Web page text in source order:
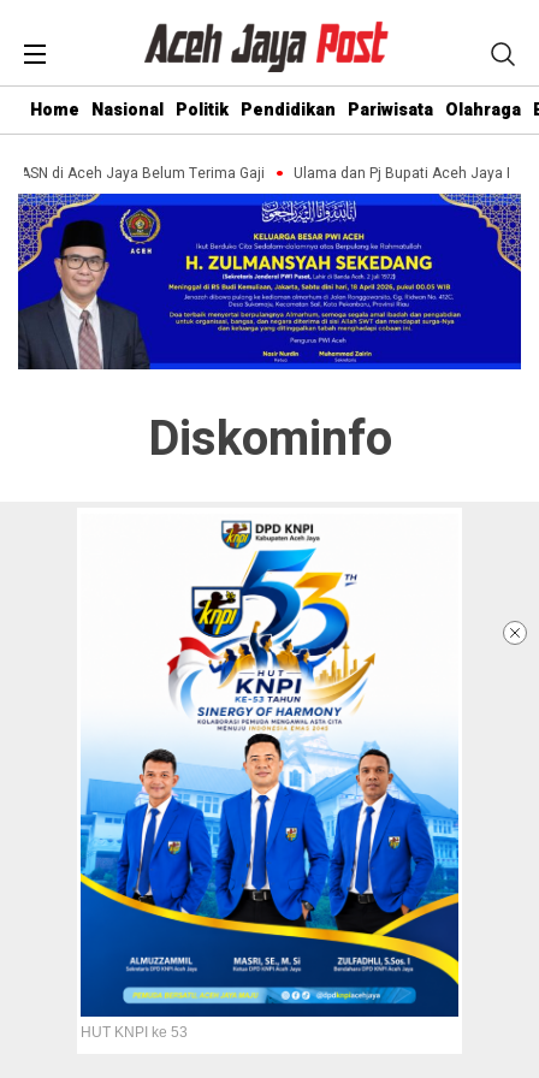
HUT KNPI ke 53
Home Nasional Politik Pendidikan Pariwisata Olahraga
ASN di Aceh Jaya Belum Terima Gaji Ulama dan Pj Bupati Aceh Jaya
Diskominfo
Integrasi Layanan Pemerintah
Dalam Satu Aplikasi, Pemkab
Aceh Jaya Launching Sajan
12 September 2024 - 09:35 WIB
Redaksi Tentang Kami
Copyright @2026 Aceh Jaya Post
All Rights Reserved